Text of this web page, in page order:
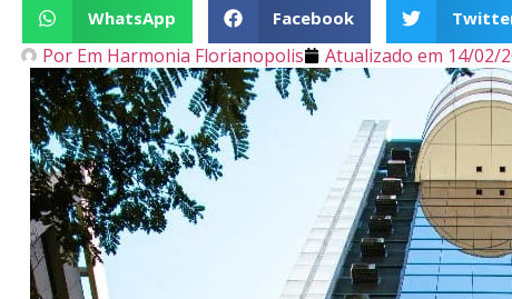
WhatsApp Facebook
Por Em Harmonia Florianopolis Atualizado em 14/02/